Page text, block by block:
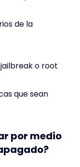
de la
o root
que sean
por medio